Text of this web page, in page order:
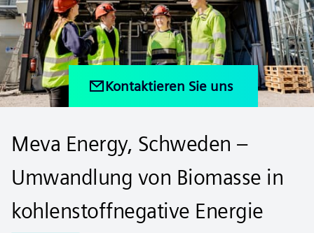
Kontaktieren Sie uns
Meva Energy, Schweden –
Umwandlung von Biomasse in
kohlenstoffnegative Energie